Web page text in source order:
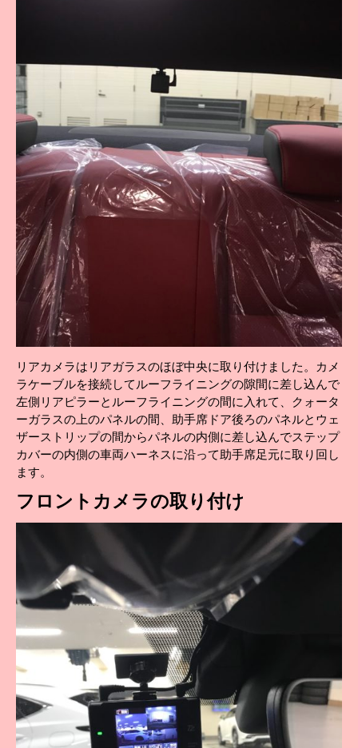
リアカメラはリアガラスのほぼ中央に取り付けました。カメ
ラケーブルを接続してルーフライニングの隙間に差し込んで
左側リアピラーとルーフライニングの間に入れて、クォータ
ーガラスの上のパネルの間、助手席ドア後ろのパネルとウェ
ザーストリップの間からパネルの内側に差し込んでステップ
カバーの内側の車両ハーネスに沿って助手席足元に取り回し
ます。
フロントカメラの取り付け